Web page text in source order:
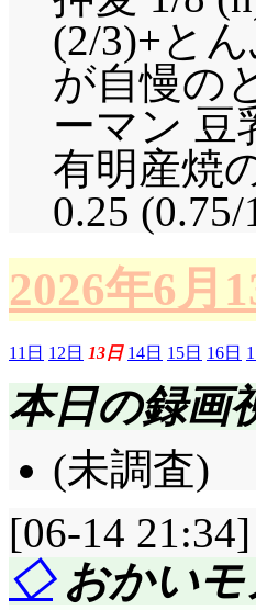
(2/3)+と
が自慢の
ーマン 豆
有明産焼
0.25 (0.75/
2026年6月
11日 12日 13日 14日 15日 16日
本日の録画
(未調査)
[06-14 21:34]
◇おかいモ